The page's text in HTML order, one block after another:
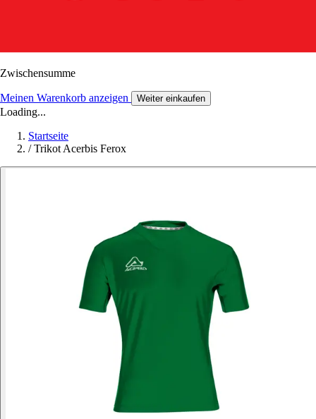
Zwischensumme
Meinen Warenkorb anzeigen Weiter einkaufen
Loading...
Startseite
/ Trikot Acerbis Ferox